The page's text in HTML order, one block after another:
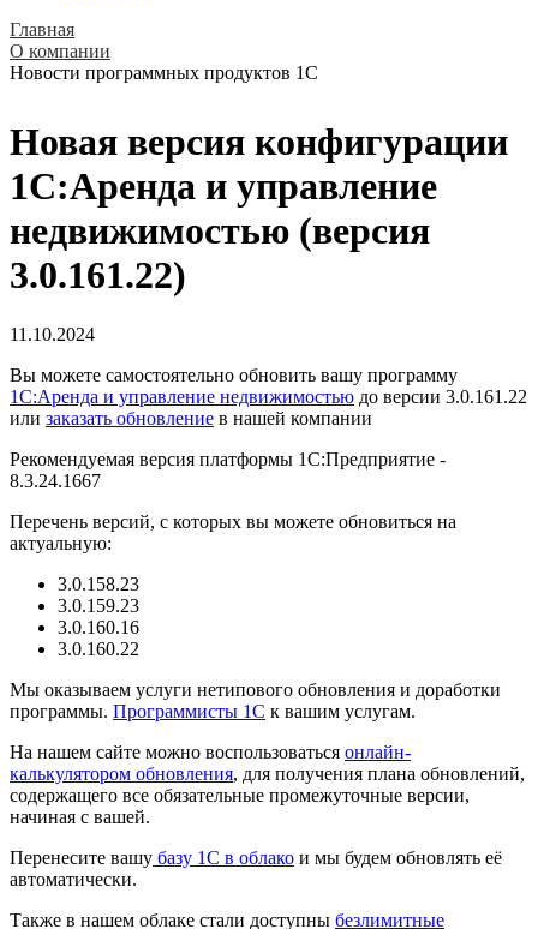
Главная
О компании
Новости программных продуктов 1С
Новая версия конфигурации
1С:Аренда и управление
недвижимостью (версия
3.0.161.22)
11.10.2024
Вы можете самостоятельно обновить вашу программу
1С:Аренда и управление недвижимостью до версии 3.0.161.22
или заказать обновление в нашей компании
Рекомендуемая версия платформы 1С:Предприятие -
8.3.24.1667
Перечень версий, с которых вы можете обновиться на
актуальную:
3.0.158.23
3.0.159.23
3.0.160.16
3.0.160.22
Мы оказываем услуги нетипового обновления и доработки
программы. Программисты 1С к вашим услугам.
На нашем сайте можно воспользоваться онлайн-
калькулятором обновления, для получения плана обновлений,
содержащего все обязательные промежуточные версии,
начиная с вашей.
Перенесите вашу базу 1C в облако и мы будем обновлять её
автоматически.
Также в нашем облаке стали доступны безлимитные